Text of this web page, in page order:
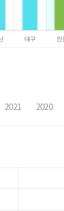
2021 2020